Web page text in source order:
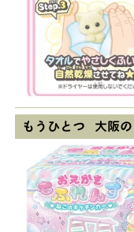
もうひとつ 大阪の